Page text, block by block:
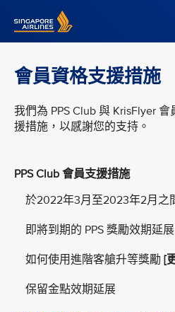
會員資格支援措施
我們為 PPS Club 與 KrisFlyer
援措施，以感謝您的支持。
PPS Club 會員支援措施
於2022年3月至2023年2月之
即將到期的 PPS 獎勵效期延展
如何使用進階客艙升等獎勵 [
保留金點效期延展